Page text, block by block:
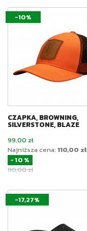
CZAPKA, BROWNING,
SILVERSTONE, BLAZE
Cena
99,00 zł
Najniższa cena: 110,00 zł
-10%
Cena podstawowa
110,00 zł
-10%
-17,27%